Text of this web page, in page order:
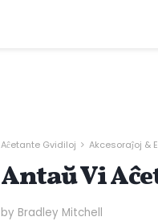
Aĉetante Gvidiloj Akcesoraĵoj &
Antaŭ Vi
by Bradley Mitchell